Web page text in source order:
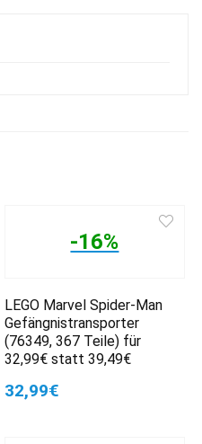
-16%
LEGO Marvel Spider-Man
Gefängnistransporter
(76349, 367 Teile) für
32,99€ statt 39,49€
32,99€